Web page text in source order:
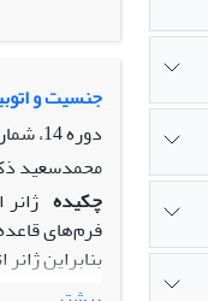
توانست
مسلط گشت.
جنسیت و
دوره 14، شماره 1، بهار 1392، صفحه
محمدسعید
چکیده
فرم‌های
بنابراین
از انواع